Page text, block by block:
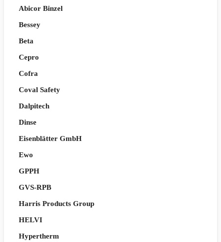
Abicor Binzel
Bessey
Beta
Cepro
Cofra
Coval Safety
Dalpitech
Dinse
Eisenblätter GmbH
Ewo
GPPH
GVS-RPB
Harris Products Group
HELVI
Hypertherm